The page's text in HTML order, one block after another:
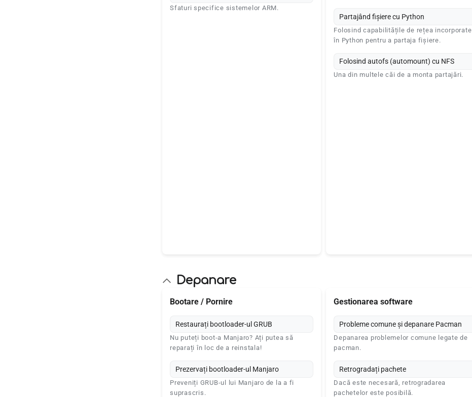
Sfaturi specifice sistemelor ARM.
Partajând fișiere cu Python
Folosind capabilitățile de rețea incorporate
în Python pentru a partaja fișiere.
Folosind autofs (automount) cu NFS
Una din multele căi de a monta partajări.
Depanare
Bootare / Pornire
Restaurați bootloader-ul GRUB
Nu puteți boot-a Manjaro? Ați putea să
reparați în loc de a reinstala!
Prezervați bootloader-ul Manjaro
Preveniți GRUB-ul lui Manjaro de la a fi
suprascris.
Gestionarea software
Probleme comune și depanare Pacman
Depanarea problemelor comune legate de
pacman.
Retrogradați pachete
Dacă este necesară, retrogradarea
pachetelor este posibilă.